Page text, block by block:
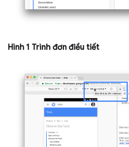
Hình 1 Trình đơn điều tiết